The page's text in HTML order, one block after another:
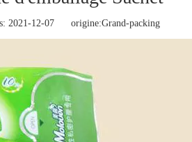
2021-12-07 origine:Grand-packing